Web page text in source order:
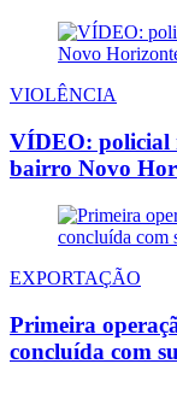
VIOLÊNCIA
VÍDEO: policial
bairro Novo
EXPORTAÇÃO
Primeira
concluída com